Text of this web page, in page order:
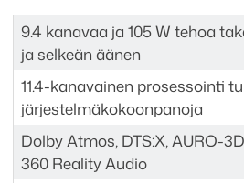
9.4 kanavaa ja 105 W tehoa
ja selkeän äänen
11.4-kanavainen prosessointi
järjestelmäkokoonpanoja
Dolby Atmos, DTS:X, AURO-
360 Reality Audio